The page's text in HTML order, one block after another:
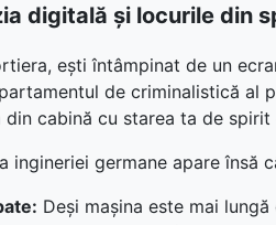
digitală și locurile din
ești întâmpinat de un
de criminalistică al
cabină cu starea ta de
ingineriei germane apare
Deși mașina este mai